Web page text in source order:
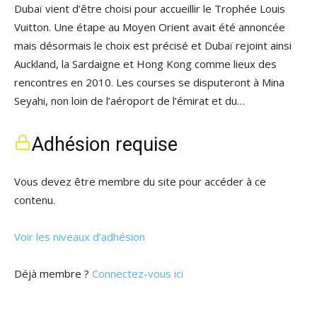
Dubaï vient d’être choisi pour accueillir le Trophée Louis
Vuitton. Une étape au Moyen Orient avait été annoncée
mais désormais le choix est précisé et Dubaï rejoint ainsi
Auckland, la Sardaigne et Hong Kong comme lieux des
rencontres en 2010. Les courses se disputeront à Mina
Seyahi, non loin de l’aéroport de l’émirat et du…
Adhésion requise
Vous devez être membre du site pour accéder à ce
contenu.
Voir les niveaux d’adhésion
Déjà membre ? Connectez-vous ici